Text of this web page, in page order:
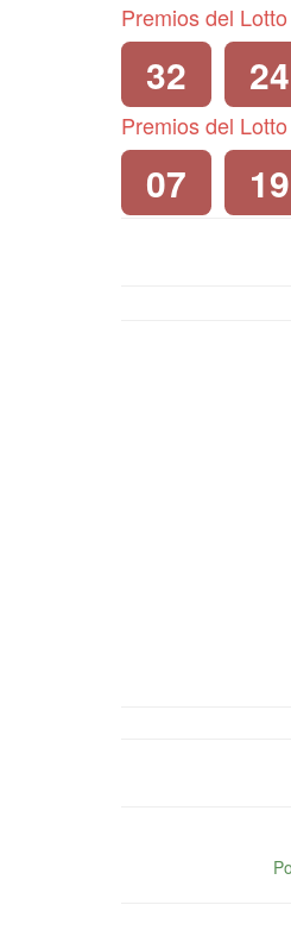
Premios del
32 24
Premios del
07 19